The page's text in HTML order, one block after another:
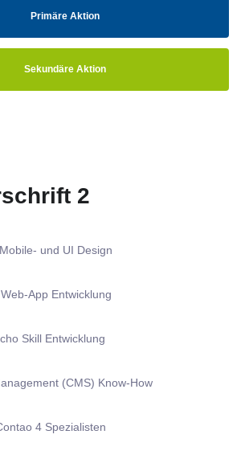
Primäre Aktion
Sekundäre Aktion
2
und UI Design
App Entwicklung
Skill Entwicklung
(CMS) Know-How
4 Spezialisten